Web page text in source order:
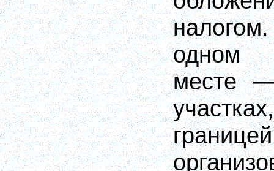
одном
месте